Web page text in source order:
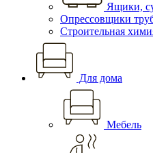
Ящики,
Опрессовщики
Строительная
Для дома
Мебель